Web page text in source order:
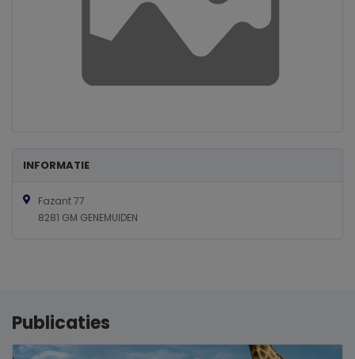
INFORMATIE
Fazant 77
8281 GM GENEMUIDEN
Publicaties